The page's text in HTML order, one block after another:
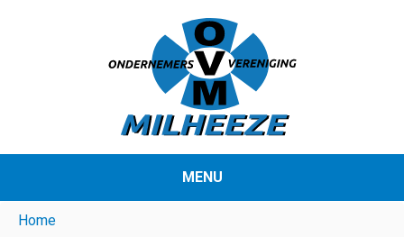
MENU
Home